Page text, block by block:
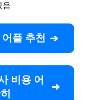
음
플 추천
비용 어